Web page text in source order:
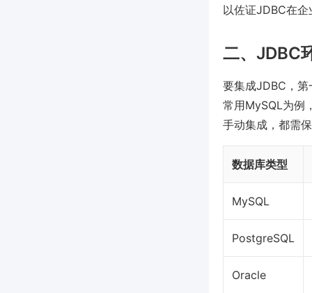
以佐证JDBC在
二、JDBC
要集成JDBC，
常用MySQL为例
手动集成，都需
数据库类型
MySQL
PostgreSQL
Oracle